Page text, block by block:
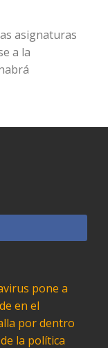
asignaturas
a la
pone a
en el
por dentro
la política